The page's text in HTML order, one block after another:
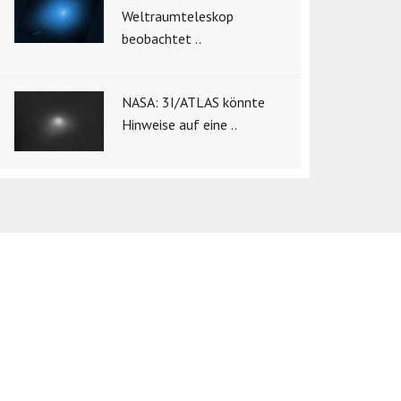
Weltraumteleskop
beobachtet ..
NASA: 3I/ATLAS könnte
Hinweise auf eine ..